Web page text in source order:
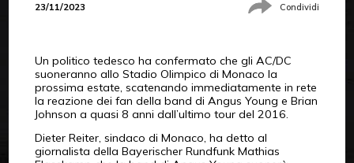
23/11/2023 Condividi
Un politico tedesco ha confermato che gli AC/DC
suoneranno allo Stadio Olimpico di Monaco la
prossima estate, scatenando immediatamente in rete
la reazione dei fan della band di Angus Young e Brian
Johnson a quasi 8 anni dall’ultimo tour del 2016.
Dieter Reiter, sindaco di Monaco, ha detto al
giornalista della Bayerischer Rundfunk Mathias